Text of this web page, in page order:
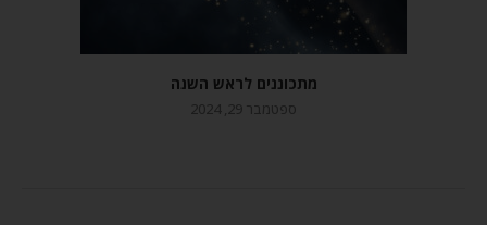
מתכוננים לראש השנה
ספטמבר 29, 2024